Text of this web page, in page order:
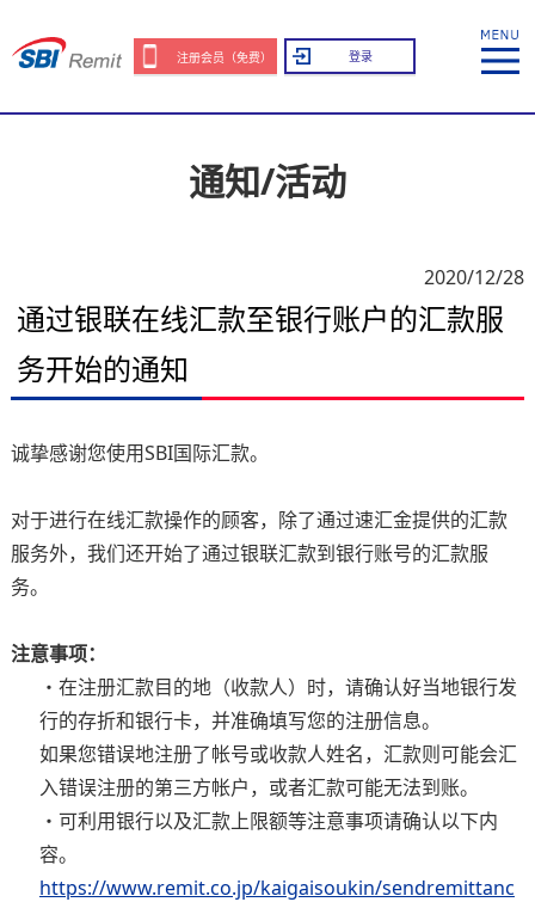
注册会员（免费） 登录
通知/活动
2020/12/28
通过银联在线汇款至银行账户的汇款服
务开始的通知
诚挚感谢您使用SBI国际汇款。
对于进行在线汇款操作的顾客，除了通过速汇金提供的汇款
服务外，我们还开始了通过银联汇款到银行账号的汇款服
务。
注意事项：
・在注册汇款目的地（收款人）时，请确认好当地银行发
行的存折和银行卡，并准确填写您的注册信息。
如果您错误地注册了帐号或收款人姓名，汇款则可能会汇
入错误注册的第三方帐户，或者汇款可能无法到账。
・可利用银行以及汇款上限额等注意事项请确认以下内
容。
https://www.remit.co.jp/kaigaisoukin/sendremittanc